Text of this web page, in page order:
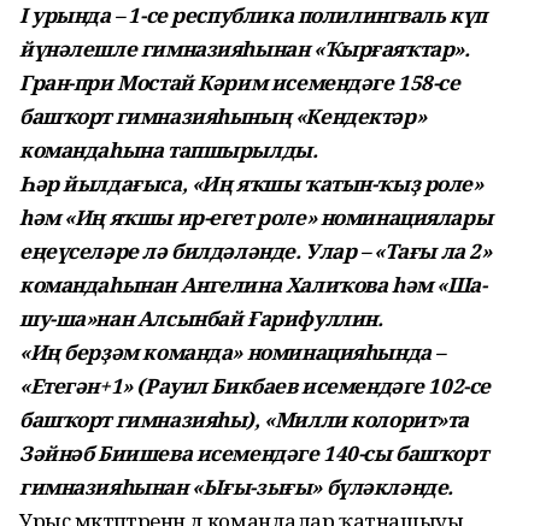
I урында – 1-се республика полилингваль күп
йүнәлешле гимназияһынан «Ҡырғаяҡтар».
Гран-при Мостай Кәрим исемендәге 158-се
башҡорт гимназияһының «Кендектәр»
командаһына тапшырылды.
Һәр йылдағыса, «Иң яҡшы ҡатын-ҡыҙ роле»
һәм «Иң яҡшы ир-егет роле» номинациялары
еңеүселәре лә билдәләнде. Улар – «Тағы ла 2»
командаһынан Ангелина Халиҡова һәм «Ша-
шу-ша»нан Алсынбай Ғарифуллин.
«Иң берҙәм команда» номинацияһында –
«Етегән+1» (Рауил Бикбаев исемендәге 102-се
башҡорт гимназияһы), «Милли колорит»та
Зәйнәб Биишева исемендәге 140-сы башҡорт
гимназияһынан «Ығы-зығы» бүләкләнде.